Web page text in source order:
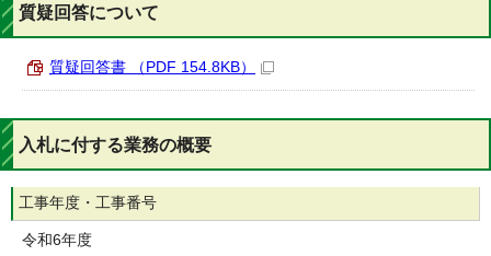
質疑回答について
質疑回答書 （PDF 154.8KB）
入札に付する業務の概要
工事年度・工事番号
令和6年度